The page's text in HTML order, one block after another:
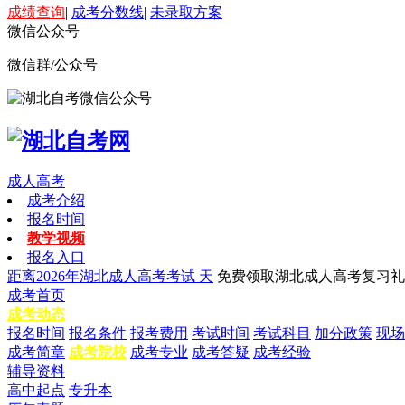
成绩查询| 成考分数线| 未录取方案
微信公众号
微信群/公众号
成人高考
成考介绍
报名时间
教学视频
报名入口
距离2026年湖北成人高考考试 天 免费领取湖北成人高考复习
成考首页
成考动态
报名时间 报名条件 报考费用 考试时间 考试科目 加分政策 现
成考简章 成考院校 成考专业 成考答疑 成考经验
辅导资料
高中起点 专升本